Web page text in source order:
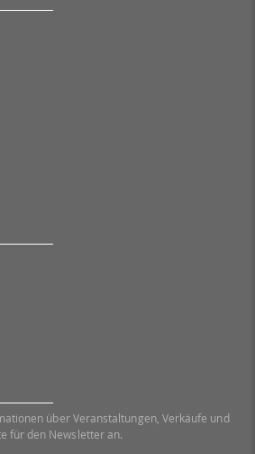
über Veranstaltungen, Verkäufe und
für den Newsletter an.